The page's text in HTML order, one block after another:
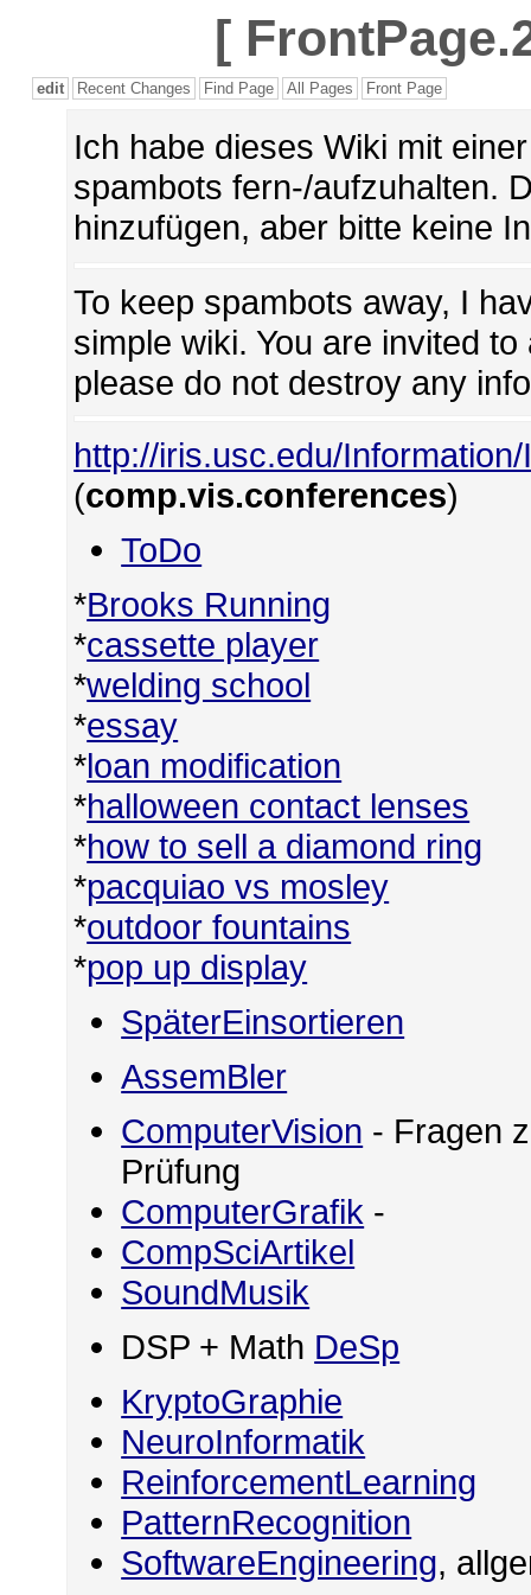
[
edit Recent Changes Find Page All Pages Front Page
Ich habe dieses Wiki mit
spambots fern-/aufzuhalten.
hinzufügen, aber bitte keine
To keep spambots away, I
simple wiki. You are invited
please do not destroy any
http://iris.usc.edu/
(comp.vis.conferences)
ToDo
*Brooks Running
*cassette player
*welding school
*essay
*loan modification
*halloween contact lenses
*how to sell a diamond ring
*pacquiao vs mosley
*outdoor fountains
*pop up display
SpäterEinsortieren
AssemBler
ComputerVision - Fragen
Prüfung
ComputerGrafik -
CompSciArtikel
SoundMusik
DSP + Math DeSp
KryptoGraphie
NeuroInformatik
ReinforcementLearning
PatternRecognition
SoftwareEngineering,